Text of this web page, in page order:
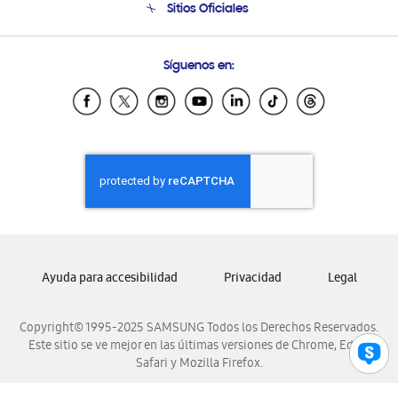
Soporte vía eMail
Sitios Oficiales
Samsung Ecuador
Samsung El Salvador
Samsung Honduras
Samsung Nicaragua
Samsung Panamá
Samsung Venezuela
Síguenos en:
Copyright© 1995-2025 SAMSUNG Todos los Derechos Reservados.
Este sitio se ve mejor en las últimas versiones de Chrome, Edge,
Safari y Mozilla Firefox.
Ayuda para accesibilidad Privacidad Legal